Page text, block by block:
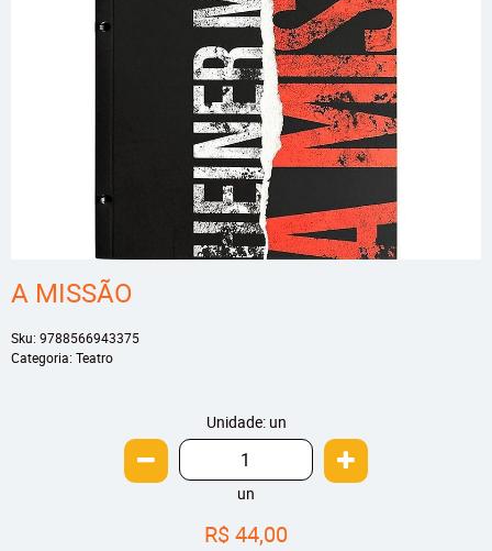
A MISSÃO
Sku: 9788566943375
Categoria: Teatro
Unidade: un
un
R$ 44,00